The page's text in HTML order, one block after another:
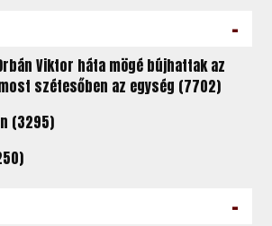
-
Viktor háta mögé bújhattak az
szétesőben az egység (7702)
(3295)
-